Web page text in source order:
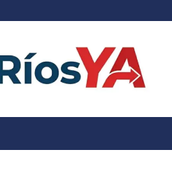
Ríos
ahora